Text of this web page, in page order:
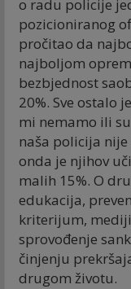
o radu policije
pozicioniranog
pročitao da
najboljom
bezbjednost
20%. Sve ostalo
mi nemamo ili
naša policija
onda je njihov
malih 15%. O
edukacija,
kriterijum,
sprovođenje
činjenju
drugom životu.